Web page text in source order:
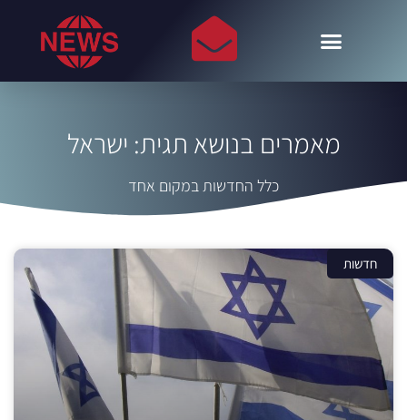
מאמרים בנושא תגית: ישראל
כלל החדשות במקום אחד
חדשות